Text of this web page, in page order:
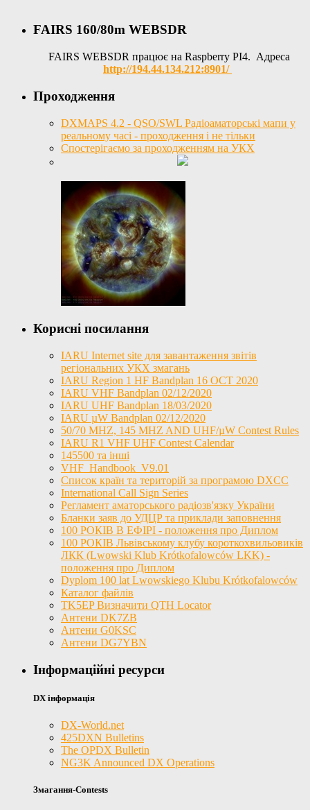
FAIRS 160/80m WEBSDR
FAIRS WEBSDR працює на Raspberry PI4. Адреса
http://194.44.134.212:8901/
Проходження
DXMAPS 4.2 - QSO/SWL Радіоаматорські мапи у
реальному часі - проходження і не тільки
Спостерігаємо за проходженням на УКХ
Корисні посилання
IARU Internet site для завантаження звітів
регіональних УКХ змагань
IARU Region 1 HF Bandplan 16 OCT 2020
IARU VHF Bandplan 02/12/2020
IARU UHF Bandplan 18/03/2020
IARU µW Bandplan 02/12/2020
50/70 MHZ, 145 MHZ AND UHF/µW Contest Rules
IARU R1 VHF UHF Contest Calendar
145500 та інші
VHF_Handbook_V9.01
Список країн та територій за програмою DXCC
International Call Sign Series
Регламент аматорського радіозв'язку України
Бланки заяв до УДЦР та приклади заповнення
100 РОКІВ В ЕФІРІ - положення про Диплом
100 РОКІВ Львівському клубу короткохвильовиків
ЛКК (Lwowski Klub Krótkofalowców LKK) -
положення про Диплом
Dyplom 100 lat Lwowskiego Klubu Krótkofalowców
Каталог файлів
TK5EP Визначити QTH Locator
Антени DK7ZB
Антени G0KSC
Антени DG7YBN
Інформаційні ресурси
DX інформація
DX-World.net
425DXN Bulletins
The OPDX Bulletin
NG3K Announced DX Operations
Змагання-Contests